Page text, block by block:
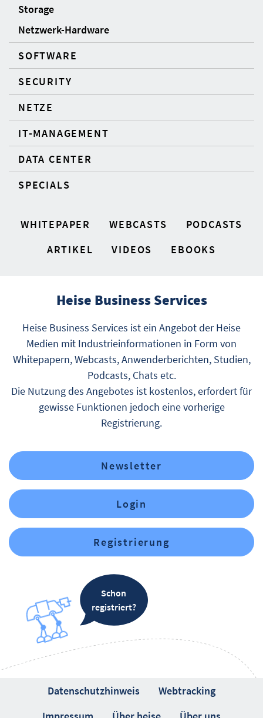
Storage
Netzwerk-Hardware
SOFTWARE
SECURITY
NETZE
IT-MANAGEMENT
DATA CENTER
SPECIALS
WHITEPAPER WEBCASTS
PODCASTS
ARTIKEL
VIDEOS EBOOKS
Heise Business Services
Heise Business Services ist ein Angebot der Heise
Medien mit Industrieinformationen in Form von
Whitepapern, Webcasts, Anwenderberichten, Studien,
Podcasts, Chats etc.
Die Nutzung des Angebotes ist kostenlos, erfordert für
gewisse Funktionen jedoch eine vorherige
Registrierung.
Newsletter
Login
Registrierung
Schon
registriert?
Datenschutzhinweis
Webtracking